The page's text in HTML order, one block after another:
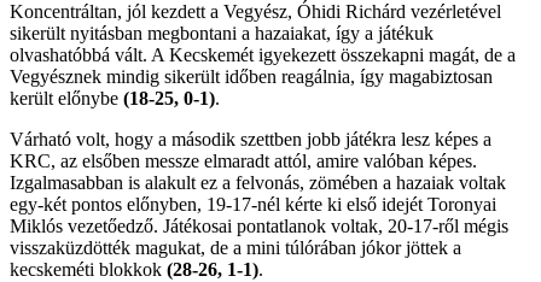
Koncentráltan, jól kezdett a Vegyész, Óhidi Richárd vezérletével
sikerült nyitásban megbontani a hazaiakat, így a játékuk
olvashatóbbá vált. A Kecskemét igyekezett összekapni magát, de a
Vegyésznek mindig sikerült időben reagálnia, így magabiztosan
került előnybe (18-25, 0-1).
Várható volt, hogy a második szettben jobb játékra lesz képes a
KRC, az elsőben messze elmaradt attól, amire valóban képes.
Izgalmasabban is alakult ez a felvonás, zömében a hazaiak voltak
egy-két pontos előnyben, 19-17-nél kérte ki első idejét Toronyai
Miklós vezetőedző. Játékosai pontatlanok voltak, 20-17-ről mégis
visszaküzdötték magukat, de a mini túlórában jókor jöttek a
kecskeméti blokkok (28-26, 1-1).